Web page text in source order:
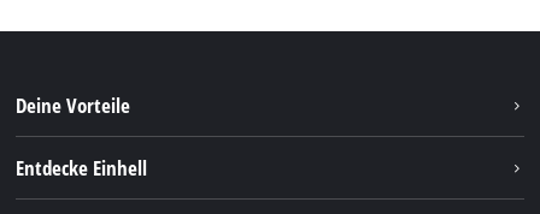
Deine Vorteile
Entdecke Einhell